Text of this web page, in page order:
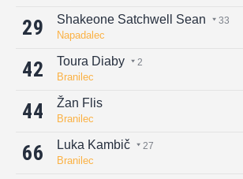
29 Shakeone Satchwell Sean 33
Napadalec
42 Toura Diaby 2
Branilec
44 Žan Flis
Branilec
66 Luka Kambič 27
Branilec